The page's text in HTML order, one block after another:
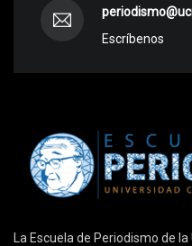
Escríbenos
La Escuela de Periodismo de